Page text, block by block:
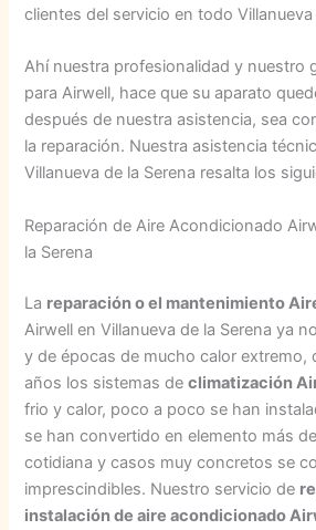
clientes del servicio en todo Villanueva
Ahí nuestra profesionalidad y nuestro
para Airwell, hace que su aparato
después de nuestra asistencia, sea
la reparación. Nuestra asistencia
Villanueva de la Serena resalta los
Reparación de Aire Acondicionado
la Serena
La reparación o el mantenimiento
Airwell en Villanueva de la Serena ya
y de épocas de mucho calor extremo,
años los sistemas declimatización
frio y calor, poco a poco se han
se han convertido en elemento más
cotidiana y casos muy concretos se
imprescindibles. Nuestro servicio de
instalación de aire acondicionado